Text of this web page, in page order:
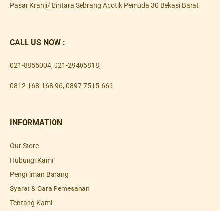
Pasar Kranji/ Bintara Sebrang Apotik Pemuda 30 Bekasi Barat
CALL US NOW :
021-8855004, 021-29405818,
0812-168-168-96, 0897-7515-666
INFORMATION
Our Store
Hubungi Kami
Pengiriman Barang
Syarat & Cara Pemesanan
Tentang Kami